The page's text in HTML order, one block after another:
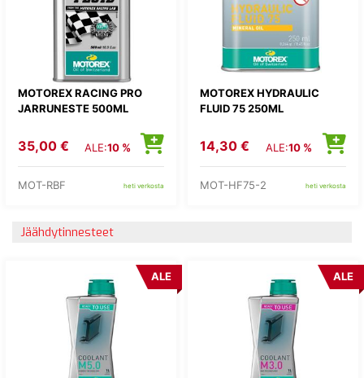
MOTOREX RACING PRO
JARRUNESTE 500ML
35,00 € ALE:10 %
MOT-RBF heti verkosta
MOTOREX HYDRAULIC
FLUID 75 250ML
14,30 € ALE:10 %
MOT-HF75-2 heti verkosta
Jäähdytinnesteet
ALE ALE